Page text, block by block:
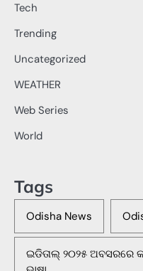
Tech
Trending
Uncategorized
WEATHER
Web Series
World
Tags
Odisha News
ଇଡିତାଲ୍ ୨୦୨୫ ଅବସରରେ